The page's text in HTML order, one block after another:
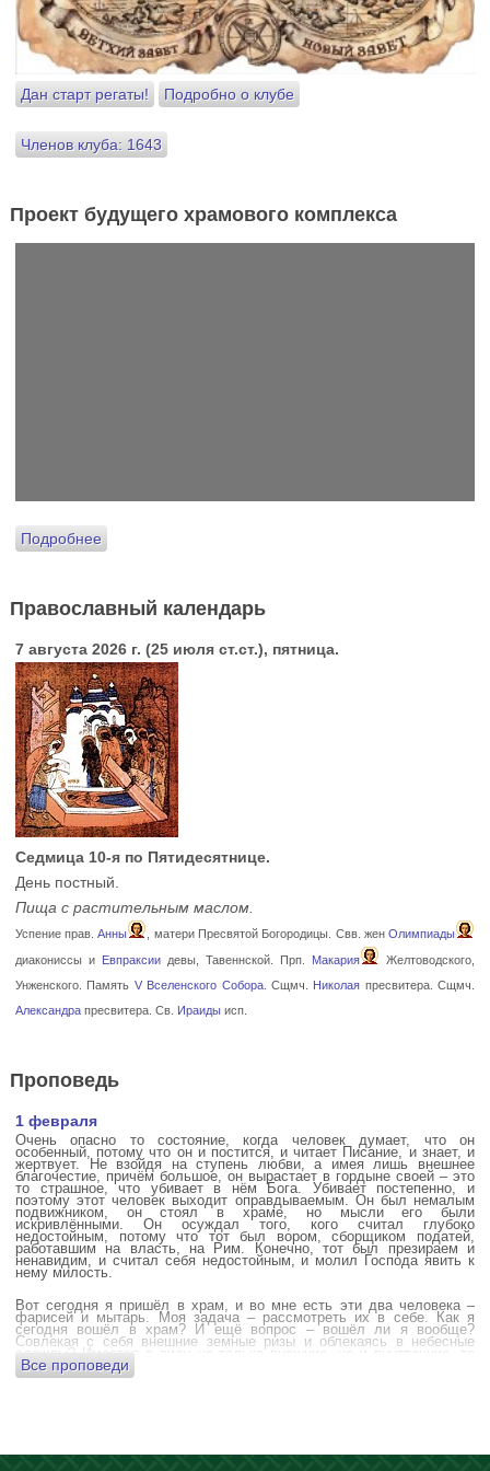
Дан старт регаты! Подробно о клубе
Членов клуба: 1643
Проект будущего храмового комплекса
Подробнее
Православный календарь
7 августа 2026 г. (25 июля ст.ст.), пятница.
Седмица 10-я по Пятидесятнице.
День постный.
Пища с растительным маслом.
Успение прав.Анны , матери Пресвятой Богородицы. Свв. женОлимпиады
диакониссы и Евпраксиидевы, Тавеннской. Прп. Макария
Желтоводского,
Унженского. Память V Вселенского Собора. Сщмч. Николая пресвитера. Сщмч.
Александрапресвитера. Св. Ираидыисп.
Проповедь
1 февраля
Очень опасно то состояние, когда человек думает, что он
особенный, потому что он и постится, и читает Писание, и знает, и
жертвует. Не взойдя на ступень любви, а имея лишь внешнее
благочестие, причём большое, он вырастает в гордыне своей – это
то страшное, что убивает в нём Бога. Убивает постепенно, и
поэтому этот человек выходит оправдываемым. Он был немалым
подвижником, он стоял в храме, но мысли его были
искривлёнными. Он осуждал того, кого считал глубоко
недостойным, потому что тот был вором, сборщиком податей,
работавшим на власть, на Рим. Конечно, тот был презираем и
ненавидим, и считал себя недостойным, и молил Господа явить к
нему милость.
Вот сегодня я пришёл в храм, и во мне есть эти два человека –
фарисей и мытарь. Моя задача – рассмотреть их в себе. Как я
сегодня вошёл в храм? И ещё вопрос – вошёл ли я вообще?
Совлекая с себя внешние земные ризы и облекаясь в небесные
одежды? Имеется в виду не только внешние, но и внутренние, то
есть помыслы.
сердца?
Все проповеди